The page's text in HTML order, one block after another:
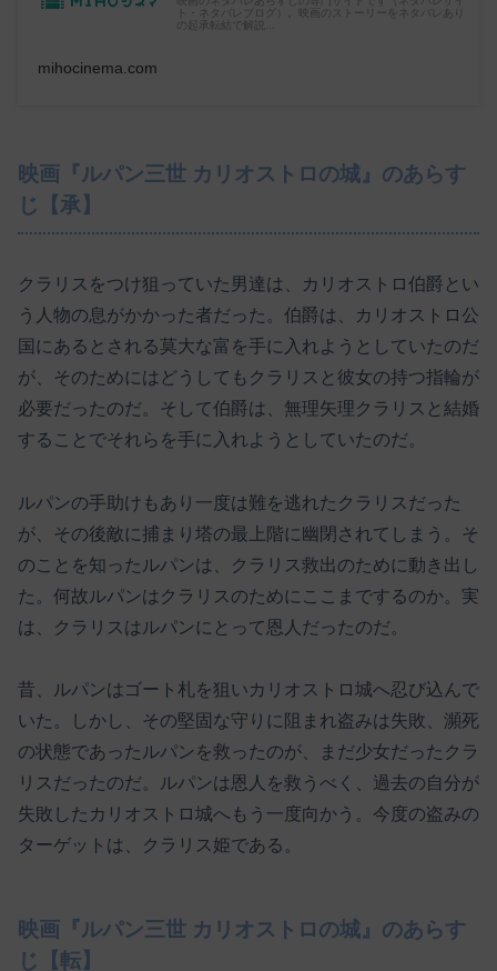
ト・ネタバレブログ）。映画のストーリーをネタバレあり
の起承転結で解説...
mihocinema.com
映画『ルパン三世 カリオストロの城』のあらす
じ【承】
クラリスをつけ狙っていた男達は、カリオストロ伯爵とい
う人物の息がかかった者だった。伯爵は、カリオストロ公
国にあるとされる莫大な富を手に入れようとしていたのだ
が、そのためにはどうしてもクラリスと彼女の持つ指輪が
必要だったのだ。そして伯爵は、無理矢理クラリスと結婚
することでそれらを手に入れようとしていたのだ。
ルパンの手助けもあり一度は難を逃れたクラリスだった
が、その後敵に捕まり塔の最上階に幽閉されてしまう。そ
のことを知ったルパンは、クラリス救出のために動き出し
た。何故ルパンはクラリスのためにここまでするのか。実
は、クラリスはルパンにとって恩人だったのだ。
昔、ルパンはゴート札を狙いカリオストロ城へ忍び込んで
いた。しかし、その堅固な守りに阻まれ盗みは失敗、瀕死
の状態であったルパンを救ったのが、まだ少女だったクラ
リスだったのだ。ルパンは恩人を救うべく、過去の自分が
失敗したカリオストロ城へもう一度向かう。今度の盗みの
ターゲットは、クラリス姫である。
映画『ルパン三世 カリオストロの城』のあらす
じ【転】